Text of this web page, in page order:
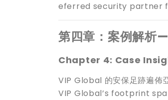
eferred security partner
第四章：案例解析
Chapter 4: Case
VIP Global 的安保足跡遍佈
VIP Global’s footprint